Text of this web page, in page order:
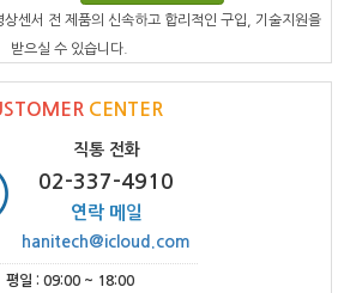
센서 전 제품의 신속하고 합리적인 구입, 기술지원을
받으실 수 있습니다.
CENTER
직통 전화
02-337-4910
연락 메일
hanitech@icloud.com
평일 : 09:00 ~ 18:00